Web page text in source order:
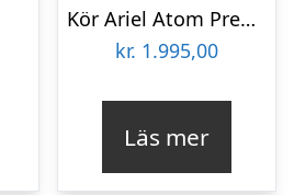
Kör Ariel Atom Premium
kr. 1.995,00
Läs mer